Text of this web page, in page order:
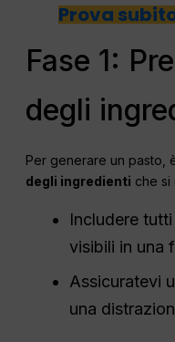
Prova
Fase 1:
degli
Per generare un pasto,
degli ingredienti che si
Includere
visibili in una
Assicuratevi
una